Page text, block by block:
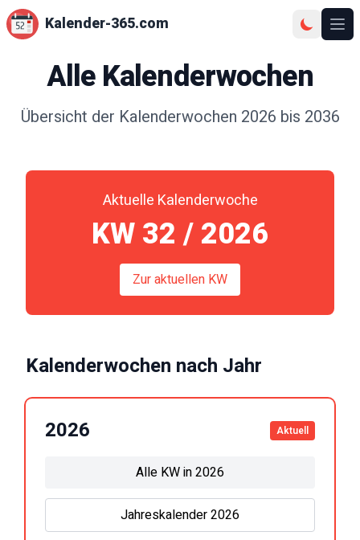
Kalender-365.com
Alle Kalenderwochen
Übersicht der Kalenderwochen 2026 bis 2036
Aktuelle Kalenderwoche
KW32/2026
Zur aktuellen KW
Kalenderwochen nach Jahr
2026 Aktuell
Alle KW in2026
Jahreskalender2026